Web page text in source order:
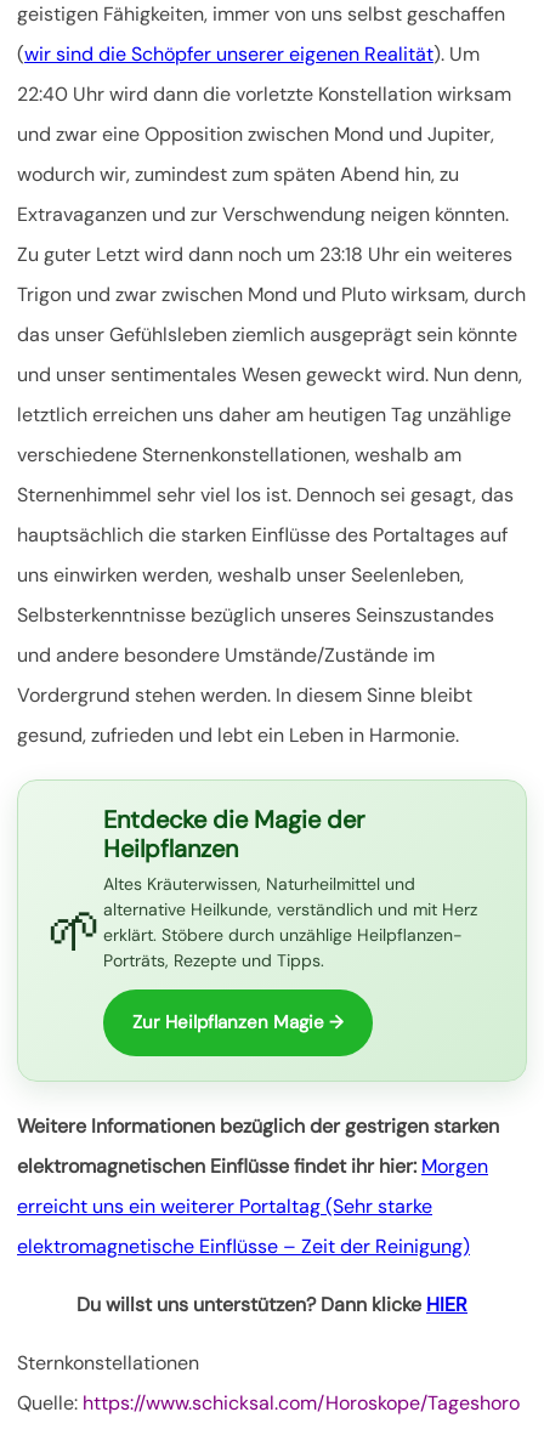
geistigen Fähigkeiten, immer von uns selbst geschaffen
(wir sind die Schöpfer unserer eigenen Realität). Um
22:40 Uhr wird dann die vorletzte Konstellation wirksam
und zwar eine Opposition zwischen Mond und Jupiter,
wodurch wir, zumindest zum späten Abend hin, zu
Extravaganzen und zur Verschwendung neigen könnten.
Zu guter Letzt wird dann noch um 23:18 Uhr ein weiteres
Trigon und zwar zwischen Mond und Pluto wirksam, durch
das unser Gefühlsleben ziemlich ausgeprägt sein könnte
und unser sentimentales Wesen geweckt wird. Nun denn,
letztlich erreichen uns daher am heutigen Tag unzählige
verschiedene Sternenkonstellationen, weshalb am
Sternenhimmel sehr viel los ist. Dennoch sei gesagt, das
hauptsächlich die starken Einflüsse des Portaltages auf
uns einwirken werden, weshalb unser Seelenleben,
Selbsterkenntnisse bezüglich unseres Seinszustandes
und andere besondere Umstände/Zustände im
Vordergrund stehen werden. In diesem Sinne bleibt
gesund, zufrieden und lebt ein Leben in Harmonie.
🌱
Entdecke die Magie der
Heilpflanzen
Altes Kräuterwissen, Naturheilmittel und
alternative Heilkunde, verständlich und mit Herz
erklärt. Stöbere durch unzählige Heilpflanzen-
Porträts, Rezepte und Tipps.
Zur Heilpflanzen Magie →
Weitere Informationen bezüglich der gestrigen starken
elektromagnetischen Einflüsse findet ihr hier: Morgen
erreicht uns ein weiterer Portaltag (Sehr starke
elektromagnetische Einflüsse – Zeit der Reinigung)
Du willst uns unterstützen? Dann klicke HIER
Sternkonstellationen
Quelle: https://www.schicksal.com/Horoskope/Tageshoro